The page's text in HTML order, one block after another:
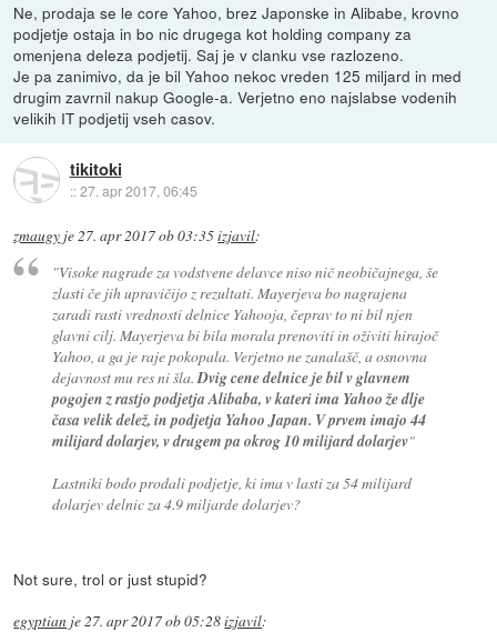
Ne, prodaja se le core Yahoo, brez Japonske in Alibabe, krovno
podjetje ostaja in bo nic drugega kot holding company za
omenjena deleza podjetij. Saj je v clanku vse razlozeno.
Je pa zanimivo, da je bil Yahoo nekoc vreden 125 miljard in med
drugim zavrnil nakup Google-a. Verjetno eno najslabse vodenih
velikih IT podjetij vseh casov.
tikitoki
::27. apr 2017, 06:45
zmaugy je 27. apr 2017 ob 03:35izjavil:
"Visoke nagrade za vodstvene delavce niso nič neobičajnega, še
zlasti če jih upravičijo z rezultati. Mayerjeva bo nagrajena
zaradi rasti vrednosti delnice Yahooja, čeprav to ni bil njen
glavni cilj. Mayerjeva bi bila morala prenoviti in oživiti hirajoč
Yahoo, a ga je raje pokopala. Verjetno ne zanalašč, a osnovna
dejavnost mu res ni šla.Dvig cene delnice je bil v glavnem
pogojen z rastjo podjetja Alibaba, v kateri ima Yahoo že dlje
časa velik delež, in podjetja Yahoo Japan. V prvem imajo 44
milijard dolarjev, v drugem pa okrog 10 milijard dolarjev"
Lastniki bodo prodali podjetje, ki ima v lasti za 54 milijard
dolarjev delnic za 4.9 miljarde dolarjev?
Not sure, trol or just stupid?
egyptian je27. apr 2017 ob 05:28izjavil: